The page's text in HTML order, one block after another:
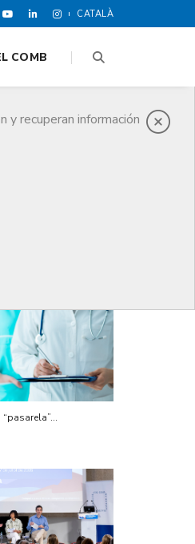
CATALÀ
recuperan información
COMB